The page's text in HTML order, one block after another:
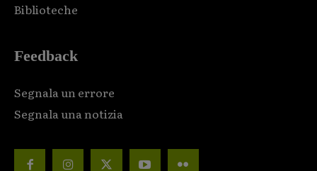
Biblioteche
Feedback
Segnala un errore
Segnala una notizia